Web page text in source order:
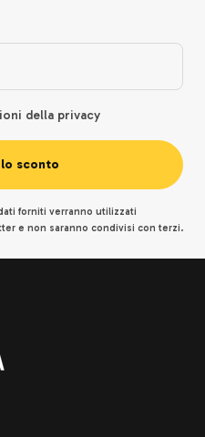
della privacy
sconto
forniti verranno utilizzati
e non saranno condivisi con terzi.